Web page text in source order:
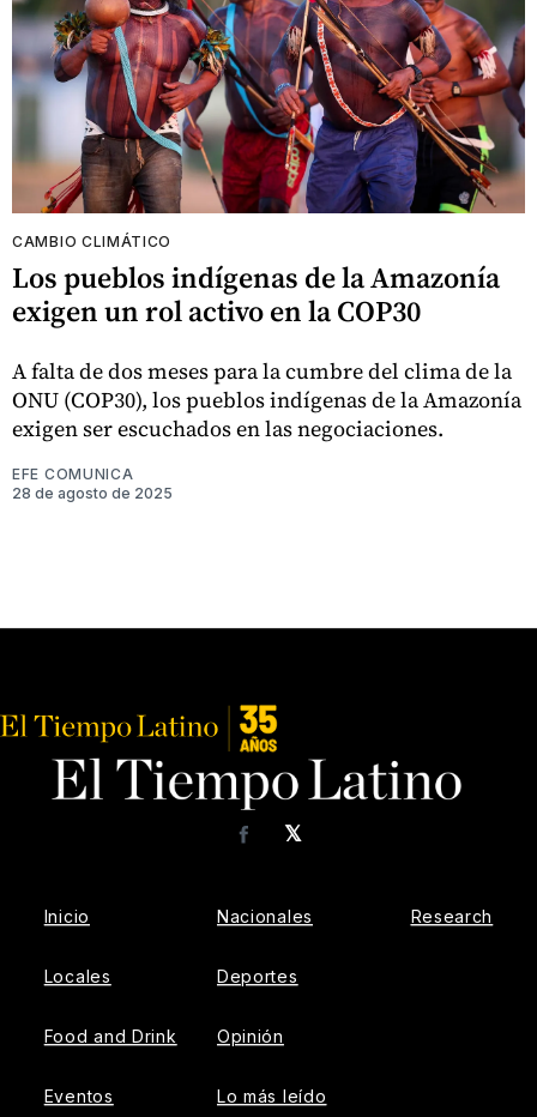
CAMBIO CLIMÁTICO
Los pueblos indígenas de la Amazonía
exigen un rol activo en la COP30
A falta de dos meses para la cumbre del clima de la
ONU (COP30), los pueblos indígenas de la Amazonía
exigen ser escuchados en las negociaciones.
EFE COMUNICA
28 de agosto de 2025
𝕏
Facebook
Inicio
Locales
Food and Drink
Eventos
Nacionales
Deportes
Opinión
Lo más leído
Research